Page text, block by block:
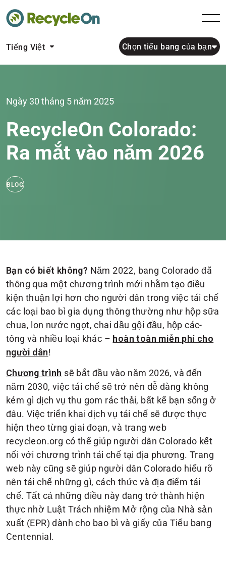
Tiếng Việt Chọn tiểu bang của bạn
Ngày 30 tháng 5 năm 2025
RecycleOn Colorado:
Ra mắt vào năm 2026
BLOG
Bạn có biết không? Năm 2022, bang Colorado đã
thông qua một chương trình mới nhằm tạo điều
kiện thuận lợi hơn cho người dân trong việc tái chế
các loại bao bì gia dụng thông thường như hộp sữa
chua, lon nước ngọt, chai dầu gội đầu, hộp các-
tông và nhiều loại khác – hoàn toàn miễn phí cho
người dân!
Chương trình sẽ bắt đầu vào năm 2026, và đến
năm 2030, việc tái chế sẽ trở nên dễ dàng không
kém gì dịch vụ thu gom rác thải, bất kể bạn sống ở
đâu. Việc triển khai dịch vụ tái chế sẽ được thực
hiện theo từng giai đoạn, và trang web
recycleon.org có thể giúp người dân Colorado kết
nối với chương trình tái chế tại địa phương. Trang
web này cũng sẽ giúp người dân Colorado hiểu rõ
nên tái chế những gì, cách thức và địa điểm tái
chế. Tất cả những điều này đang trở thành hiện
thực nhờ Luật Trách nhiệm Mở rộng của Nhà sản
xuất (EPR) dành cho bao bì và giấy của Tiểu bang
Centennial.